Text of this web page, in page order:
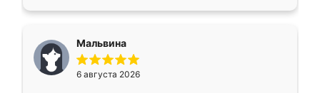
меньше, здесь же он более разнообразный.
Мне нравится ,если что-то потребуется из
мебели буду заказывать только здесь.
Мальвина
6 августа 2026